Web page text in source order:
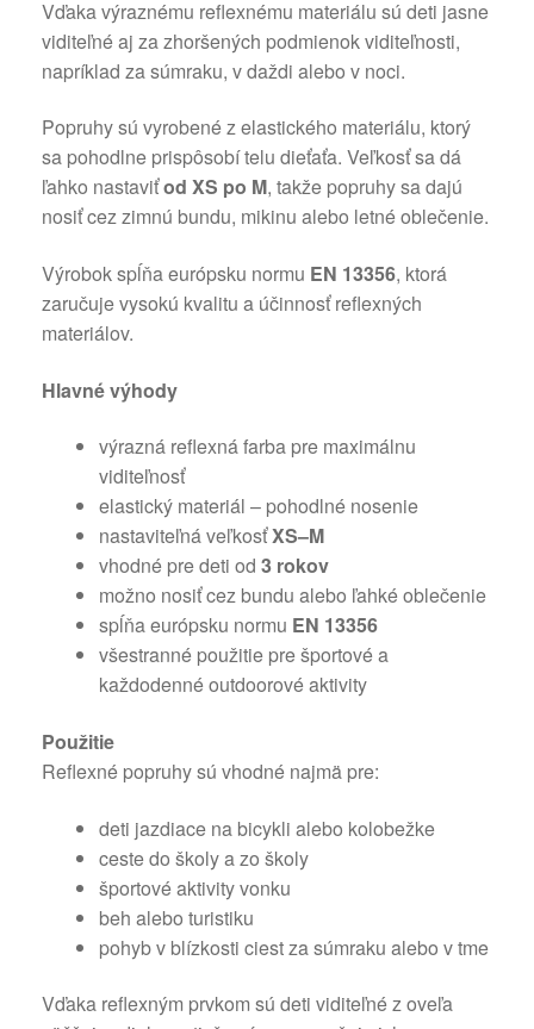
Vďaka výraznému reflexnému materiálu sú deti jasne
viditeľné aj za zhoršených podmienok viditeľnosti,
napríklad za súmraku, v daždi alebo v noci.
Popruhy sú vyrobené z elastického materiálu, ktorý
sa pohodlne prispôsobí telu dieťaťa. Veľkosť sa dá
ľahko nastaviťod XS po M, takže popruhy sa dajú
nosiť cez zimnú bundu, mikinu alebo letné oblečenie.
Výrobok spĺňa európsku normu EN 13356, ktorá
zaručuje vysokú kvalitu a účinnosť reflexných
materiálov.
Hlavné výhody
výrazná reflexná farba pre maximálnu
viditeľnosť
elastický materiál – pohodlné nosenie
nastaviteľná veľkosťXS–M
vhodné pre deti od 3 rokov
možno nosiť cez bundu alebo ľahké oblečenie
spĺňa európsku normu EN 13356
všestranné použitie pre športové a
každodenné outdoorové aktivity
Použitie
Reflexné popruhy sú vhodné najmä pre:
deti jazdiace na bicykli alebo kolobežke
ceste do školy a zo školy
športové aktivity vonku
beh alebo turistiku
pohyb v blízkosti ciest za súmraku alebo v tme
Vďaka reflexným prvkom sú deti viditeľné z oveľa